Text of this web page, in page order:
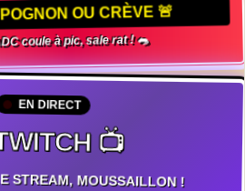
OU CRÈVE 🚨
coule à pic, sale rat ! 🐀
EN DIRECT
📺
STREAM, MOUSSAILLON !